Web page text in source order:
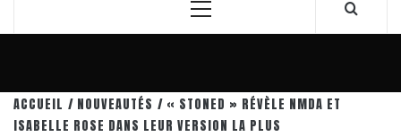
Menu
ACCUEIL NOUVEAUTÉS
« STONED » RÉVÈLE NMDA ET
ISABELLE ROSE DANS LEUR VERSION LA PLUS